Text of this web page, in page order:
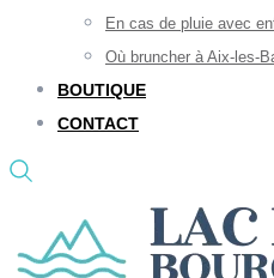
En cas de pluie avec
Où bruncher à Aix-les-
BOUTIQUE
CONTACT